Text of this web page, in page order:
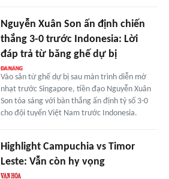
Nguyễn Xuân Son ấn định chiến
thắng 3-0 trước Indonesia: Lời
đáp trả từ băng ghế dự bị
Vào sân từ ghế dự bị sau màn trình diễn mờ
nhạt trước Singapore, tiền đạo Nguyễn Xuân
Son tỏa sáng với bàn thắng ấn định tỷ số 3-0
cho đội tuyển Việt Nam trước Indonesia.
Highlight Campuchia vs Timor
Leste: Vẫn còn hy vọng